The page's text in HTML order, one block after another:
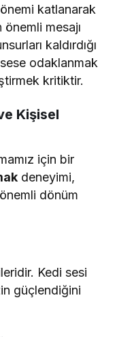
katlanarak
önemli mesajı
kaldırdığı
odaklanmak
kritiktir.
Kişisel
için bir
deneyimi,
dönüm
Kedi sesi
güçlendiğini